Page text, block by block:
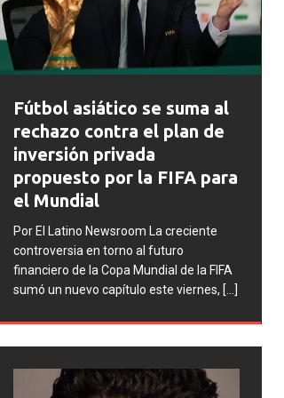
FIFA abre expedientes
disciplinarios contra
Argentina tras los
incidentes en la final del
Mundial 2026
Por El Latino Newsroom La FIFA inició
una serie de procesos disciplinarios
contra la Asociación del Fútbol
Argentino (AFA), cuatro integrantes de